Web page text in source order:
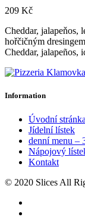
Možnosti
lze
vybrat
na
stránce
produktu
209 Kč
Cheddar, jalapeňos,
hořčičným
Cheddar, jalapeños,
Information
Úvodní stránka
Jídelní lístek
denní menu –
Nápojový
Kontakt
© 2020 Slices All